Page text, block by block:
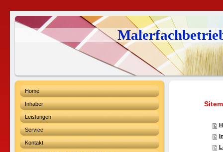
Home
Inhaber
Leistungen
Service
Kontakt